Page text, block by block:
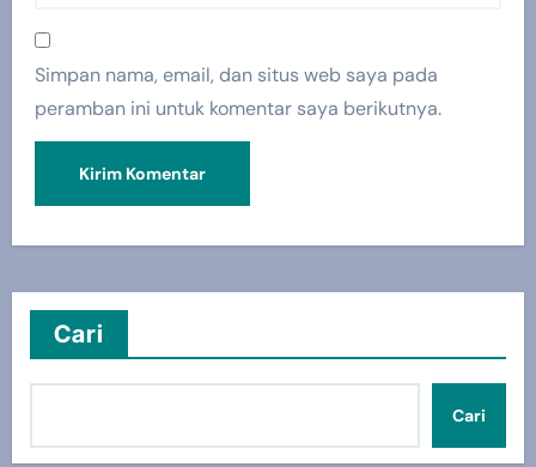
Simpan nama, email, dan situs web saya pada
peramban ini untuk komentar saya berikutnya.
Cari
Cari